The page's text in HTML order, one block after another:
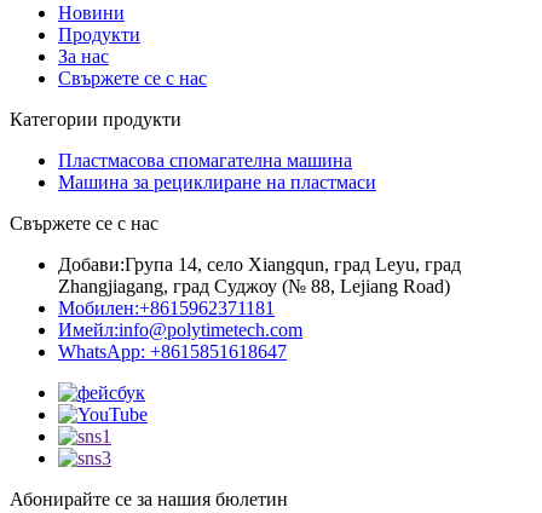
Новини
Продукти
За нас
Свържете се с нас
Категории продукти
Пластмасова спомагателна машина
Машина за рециклиране на пластмаси
Свържете се с нас
Добави:Група 14, село Xiangqun, град Leyu, град
Zhangjiagang, град Суджоу (№ 88, Lejiang Road)
Мобилен:+8615962371181
Имейл:info@polytimetech.com
WhatsApp: +8615851618647
Абонирайте се за нашия бюлетин